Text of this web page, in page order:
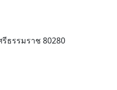
รีธรรมราช 80280